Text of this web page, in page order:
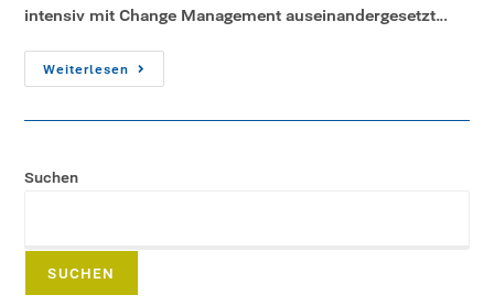
intensiv mit Change Management auseinandergesetzt…
Weiterlesen
Suchen
SUCHEN